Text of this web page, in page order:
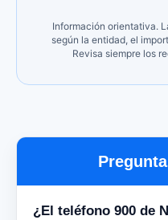
Información orientativa.
según la entidad, el
Revisa siempre los
¿El teléfono 900 de